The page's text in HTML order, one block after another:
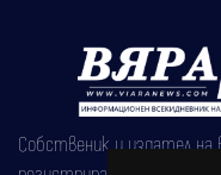
Собственик и издател на